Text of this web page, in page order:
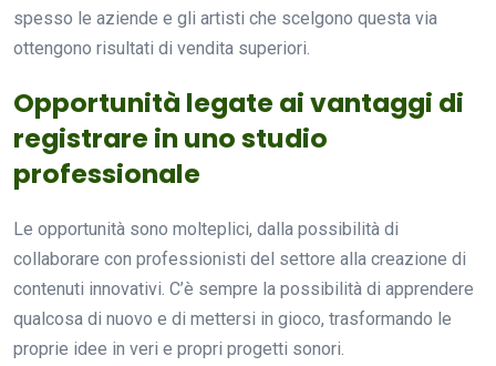
spesso le aziende e gli artisti che scelgono questa via
ottengono risultati di vendita superiori.
Opportunità legate ai vantaggi di
registrare in uno studio
professionale
Le opportunità sono molteplici, dalla possibilità di
collaborare con professionisti del settore alla creazione di
contenuti innovativi. C’è sempre la possibilità di apprendere
qualcosa di nuovo e di mettersi in gioco, trasformando le
proprie idee in veri e propri progetti sonori.